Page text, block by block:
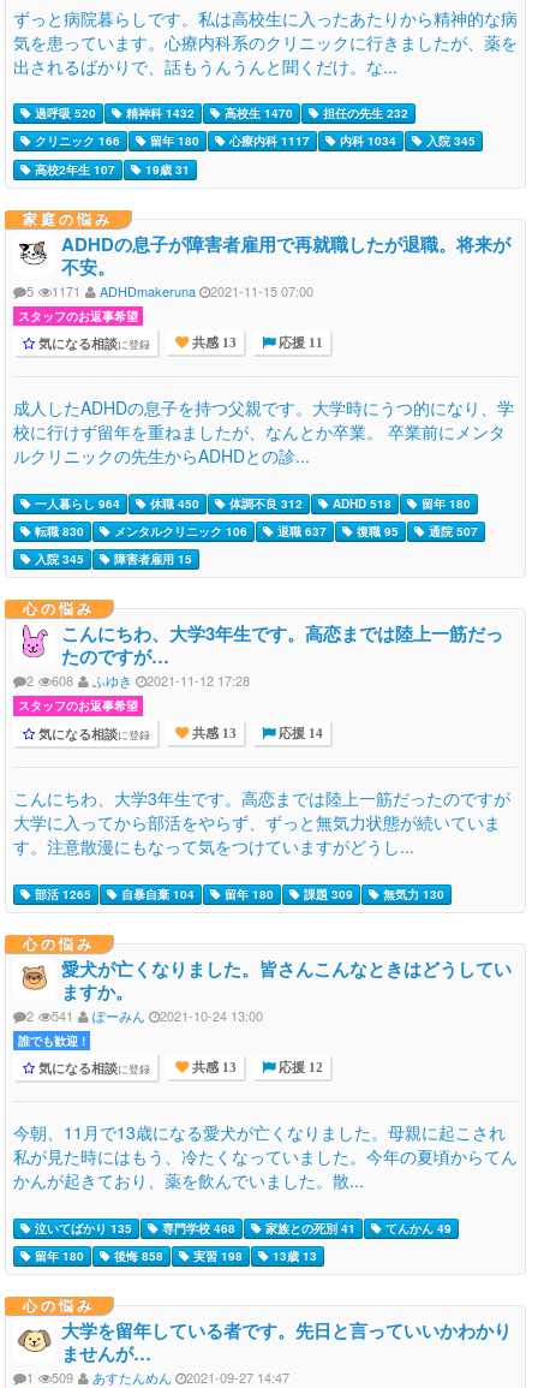
ずっと病院暮らしです。私は高校生に入ったあたりから精神的な病
気を患っています。心療内科系のクリニックに行きましたが、薬を
出されるばかりで、話もうんうんと聞くだけ。な...
過呼吸 520 精神科 1432 高校生 1470
担任の先生 232
クリニック 166
留年 180 心療内科 1117 内科 1034
入院 345
高校2年生 107
19歳 31
家庭の悩み
ADHDの息子が障害者雇用で再就職したが退職。将来が
不安。
5 1171 ADHDmakeruna 2021-11-15 07:00
スタッフのお返事希望
気になる相談に登録 共感 13 応援 11
成人したADHDの息子を持つ父親です。大学時にうつ的になり、学
校に行けず留年を重ねましたが、なんとか卒業。 卒業前にメンタ
ルクリニックの先生からADHDとの診...
一人暮らし 964 休職 450 体調不良 312 ADHD 518
留年 180
転職 830
メンタルクリニック 106 退職 637 復職 95
通院 507
入院 345
障害者雇用 15
心の悩み
こんにちわ、大学3年生です。高恋までは陸上一筋だっ
たのですが…
2 608 ふゆき 2021-11-12 17:28
スタッフのお返事希望
気になる相談に登録 共感 13 応援 14
こんにちわ、大学3年生です。高恋までは陸上一筋だったのですが
大学に入ってから部活をやらず、ずっと無気力状態が続いていま
す。注意散漫にもなって気をつけていますがどうし...
部活 1265 自暴自棄 104 留年 180 課題 309 無気力 130
心の悩み
愛犬が亡くなりました。皆さんこんなときはどうしてい
ますか。
2 541 ぽーみん 2021-10-24 13:00
誰でも歓迎 !
気になる相談に登録 共感 13 応援 12
今朝、11月で13歳になる愛犬が亡くなりました。母親に起こされ
私が見た時にはもう、冷たくなっていました。今年の夏頃からてん
かんが起きており、薬を飲んでいました。散...
泣いてばかり 135 専門学校 468 家族との死別 41
てんかん 49
留年 180
後悔 858 実習 198 13歳 13
心の悩み
大学を留年している者です。先日と言っていいかわかり
ませんが…
1 509 あすたんめん 2021-09-27 14:47